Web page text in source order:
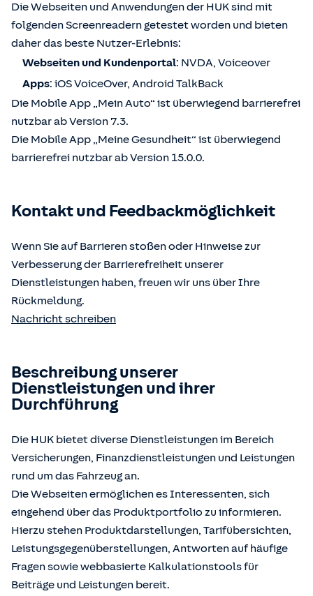
Die Webseiten und Anwendungen der HUK sind mit
folgenden Screenreadern getestet worden und bieten
daher das beste Nutzer-Erlebnis:
Webseiten und Kundenportal: NVDA, Voiceover
Apps: iOS VoiceOver, Android TalkBack
Die Mobile App „Mein Auto“ ist überwiegend barrierefrei
nutzbar ab Version 7.3.
Die Mobile App „Meine Gesundheit“ ist überwiegend
barrierefrei nutzbar ab Version 15.0.0.
Kontakt und Feedbackmöglichkeit
Wenn Sie auf Barrieren stoßen oder Hinweise zur
Verbesserung der Barrierefreiheit unserer
Dienstleistungen haben, freuen wir uns über Ihre
Rückmeldung.
Nachricht schreiben
Beschreibung unserer
Dienstleistungen und ihrer
Durchführung
Die HUK bietet diverse Dienstleistungen im Bereich
Versicherungen, Finanzdienstleistungen und Leistungen
rund um das Fahrzeug an.
Die Webseiten ermöglichen es Interessenten, sich
eingehend über das Produktportfolio zu informieren.
Hierzu stehen Produktdarstellungen, Tarifübersichten,
Leistungsgegenüberstellungen, Antworten auf häufige
Fragen sowie webbasierte Kalkulationstools für
Beiträge und Leistungen bereit.